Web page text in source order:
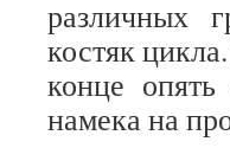
различных
костяк
конце опять
намека на